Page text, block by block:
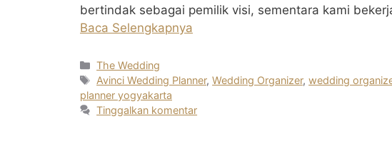
bertindak sebagai pemilik visi, sementara kami
Baca Selengkapnya
Kategori
The Wedding
Tag
Avinci Wedding Planner,Wedding Organizer,wedding
planner yogyakarta
Tinggalkan komentar